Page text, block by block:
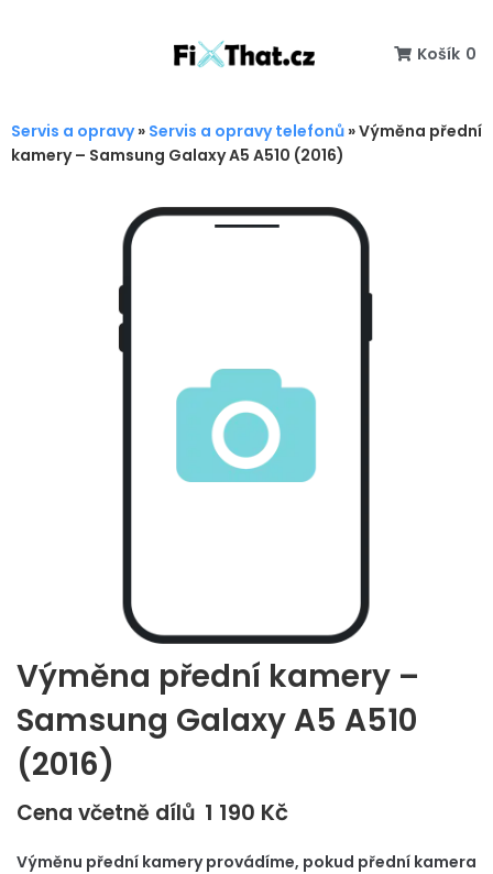
Košík 0
Servis a opravy» Servis a opravy telefonů »Výměna přední
kamery – Samsung Galaxy A5 A510 (2016)
Výměna přední kamery –
Samsung Galaxy A5 A510
(2016)
Cena včetně dílů 1 190 Kč
Výměnu přední kamery provádíme, pokud přední kamera